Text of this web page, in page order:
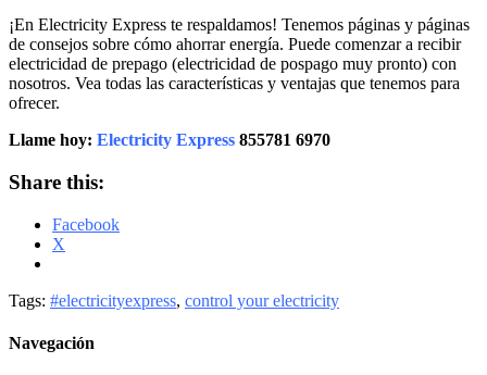
¡En Electricity Express te respaldamos! Tenemos páginas y páginas
de consejos sobre cómo ahorrar energía. Puede comenzar a recibir
electricidad de prepago (electricidad de pospago muy pronto) con
nosotros. Vea todas las características y ventajas que tenemos para
ofrecer.
Llame hoy: Electricity Express 855781 6970
Share this:
Facebook
X
Tags: #electricityexpress, control your electricity
Navegación